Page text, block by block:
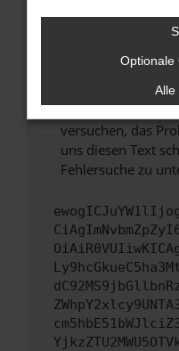
führen, dass
Wende dich an
Wenn du alle
hast, kontaktiere
versuchen, das
uns diesen Text
Fehlersuche zu
Optionale
Alle